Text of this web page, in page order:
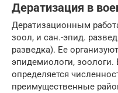
Дератизация в
Дератизационным
зоол, и сан.-эпид.
разведка). Ее
эпидемиологи, зоологи.
определяется
преимущественные